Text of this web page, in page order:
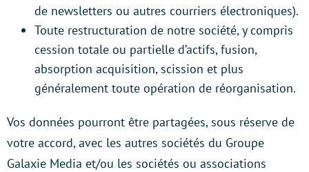
de newsletters ou autres courriers électroniques).
Toute restructuration de notre société, y compris
cession totale ou partielle d’actifs, fusion,
absorption acquisition, scission et plus
généralement toute opération de réorganisation.
Vos données pourront être partagées, sous réserve de
votre accord, avec les autres sociétés du Groupe
Galaxie Media et/ou les sociétés ou associations